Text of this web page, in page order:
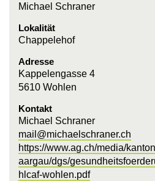
Michael Schraner
Lokalität
Chappelehof
Adresse
Kappelengasse 4
5610 Wohlen
Kontakt
Michael Schraner
mail@michaelschraner.ch
https://www.ag.ch/media/
aargau/dgs/
hlcaf-wohlen.pdf